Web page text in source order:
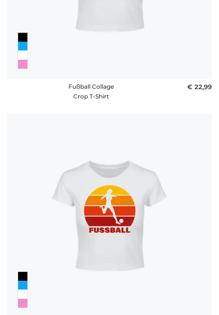
Fußball Collage
Crop T-Shirt
€ 22,99